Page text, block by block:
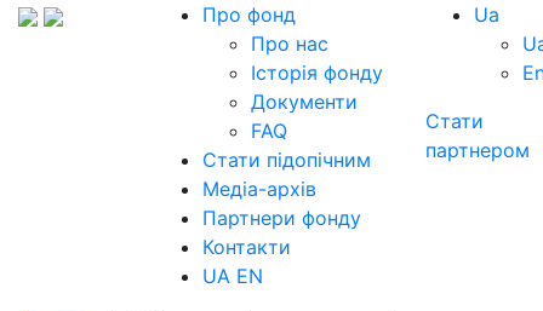
Про фонд
Про нас
Історія фонду
Документи
FAQ
Стати підопічним
Медіа-архів
Партнери фонду
Контакти
UA EN
Ua
Стати
партнером